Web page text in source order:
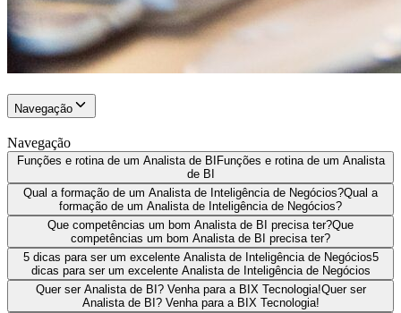
Navegação
Navegação
Funções e rotina de um Analista de BI Funções e rotina de um Analista
de BI
Qual a formação de um Analista de Inteligência de Negócios?Qual a
formação de um Analista de Inteligência de Negócios?
Que competências um bom Analista de BI precisa ter?Que
competências um bom Analista de BI precisa ter?
5 dicas para ser um excelente Analista de Inteligência de Negócios5
dicas para ser um excelente Analista de Inteligência de Negócios
Quer ser Analista de BI? Venha para a BIX Tecnologia!Quer ser
Analista de BI? Venha para a BIX Tecnologia!